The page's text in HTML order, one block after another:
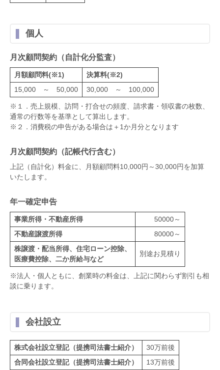
個人
月次顧問契約（自計化分監査）
月額顧問料(※1)
決算料(※2)
15,000 ～ 50,000
30,000 ～ 100,000
※１．売上規模、訪問・打合せの頻度、請求書・領収書の枚数、
通常の行数等を基準として算出します。
※２．消費税の申告がある場合は＋1か月分となります
月次顧問契約（記帳代行含む）
上記（自計化）料金に、月額顧問料10,000円～30,000円を加算
いたします。
年一確定申告
事業所得・不動産所得
50000～
不動産譲渡所得
80000～
株譲渡・配当所得、住宅ローン控除、
医療費控除、二か所給与など
別途お見積り
※法人・個人ともに、創業時の料金は、上記に関わらず割引も相
談に乗ります。
会社設立
株式会社設立登記（提携司法書士紹介）
30万前後
合同会社設立登記（提携司法書士紹介）
13万前後